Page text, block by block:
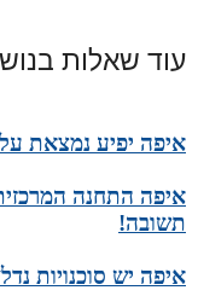
עוד שאלות
איפה יפיע נמצאת
איפה התחנה
תשובה!
איפה יש סוכנויות